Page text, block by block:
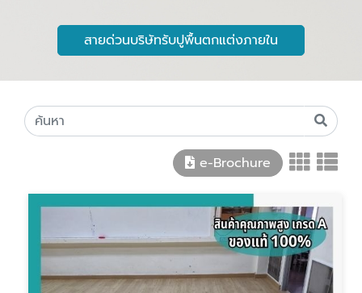
สายด่วนบริษัทรับปูพื้นตกแต่งภายใน
e-Brochure